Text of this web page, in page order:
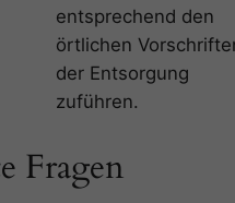
entsprechend den
örtlichen
der Entsorgung
zuführen.
Fragen